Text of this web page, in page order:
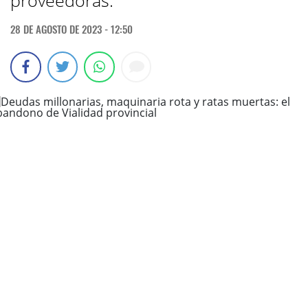
28 DE AGOSTO DE 2023 - 12:50